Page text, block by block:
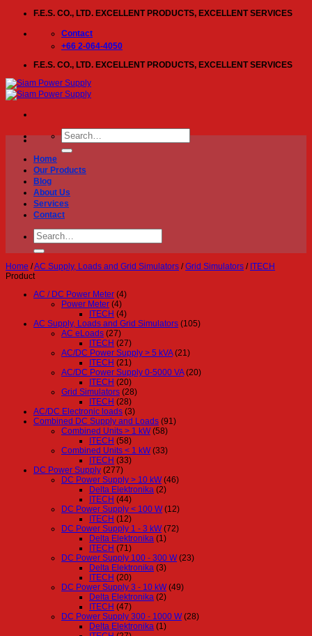
content
F.E.S. CO., LTD. EXCELLENT PRODUCTS, EXCELLENT SERVICES
Contact
+66 2-064-4050
F.E.S. CO., LTD. EXCELLENT PRODUCTS, EXCELLENT SERVICES
Search
for:
Home
Our Products
Blog
About Us
Services
Contact
Search
for:
Home /AC Supply, Loads and Grid Simulators / Grid Simulators / ITECH
Product
AC / DC Power Meter (4)
Power Meter (4)
ITECH (4)
AC Supply, Loads and Grid Simulators (105)
AC eLoads (27)
ITECH (27)
AC/DC Power Supply > 5 kVA (21)
ITECH (21)
AC/DC Power Supply 0-5000 VA (20)
ITECH (20)
Grid Simulators (28)
ITECH (28)
AC/DC Electronic loads (3)
Combined DC Supply and Loads (91)
Combined Units > 1 kW (58)
ITECH (58)
Combined Units < 1 kW (33)
ITECH (33)
DC Power Supply (277)
DC Power Supply > 10 kW (46)
Delta Elektronika (2)
ITECH (44)
DC Power Supply < 100 W (12)
ITECH (12)
DC Power Supply 1 - 3 kW (72)
Delta Elektronika (1)
ITECH (71)
DC Power Supply 100 - 300 W (23)
Delta Elektronika (3)
ITECH (20)
DC Power Supply 3 - 10 kW (49)
Delta Elektronika (2)
ITECH (47)
DC Power Supply 300 - 1000 W (28)
Delta Elektronika (1)